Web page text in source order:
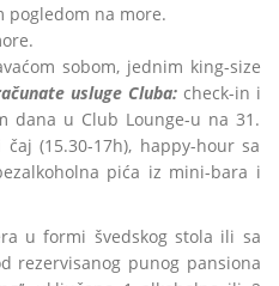
pogledom na more.
sobom, jednim king-size
usluge Cluba:check-in i
dana u Club Lounge-u na 31.
(15.30-17h), happy-hour sa
pića iz mini-bara i
u formi švedskog stola ili sa
rezervisanog punog pansiona